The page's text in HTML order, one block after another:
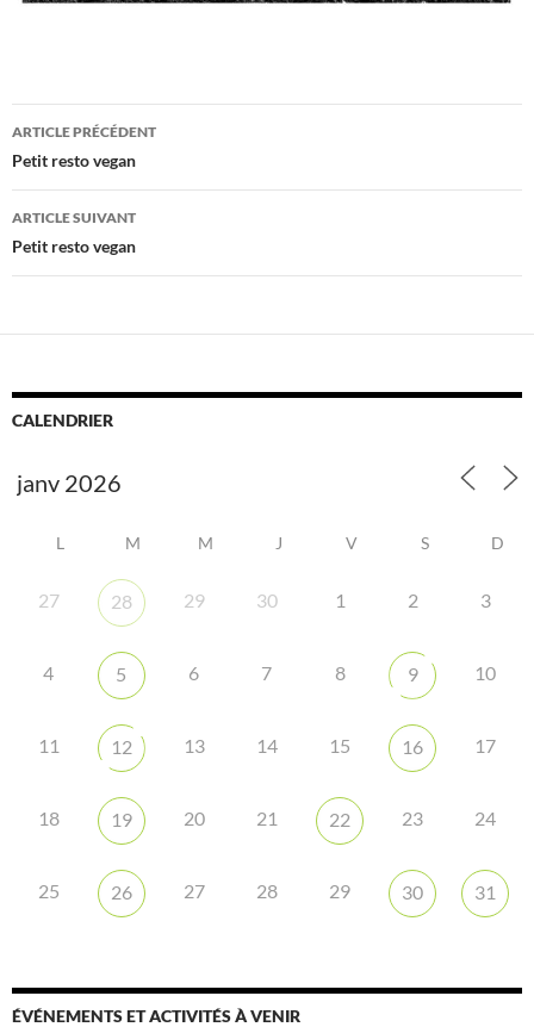
Navigation
des
articles
ARTICLE PRÉCÉDENT
Petit resto vegan
ARTICLE SUIVANT
Petit resto vegan
CALENDRIER
L M M J V S D
27 28 29 30 1 2 3
4 5 6 7 8 9 10
11 12 13 14 15 16 17
18 19 20 21 22 23 24
25 26 27 28 29 30 31
ÉVÉNEMENTS ET ACTIVITÉS À VENIR